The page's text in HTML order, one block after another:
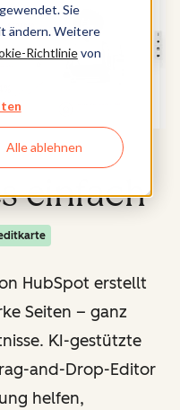
Sie
ändern. Weitere
Richtlinievon
Alle ablehnen
einfach
HubSpot erstellt
Seiten – ganz
KI-gestützte
and-Drop-Editor
helfen,